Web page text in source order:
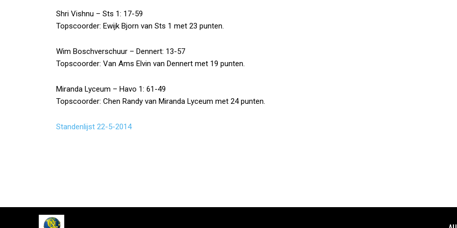
Shri Vishnu – Sts 1: 17-59
Topscoorder: Ewijk Bjorn van Sts 1 met 23 punten.
Wim Boschverschuur – Dennert: 13-57
Topscoorder: Van Ams Elvin van Dennert met 19 punten.
Miranda Lyceum – Havo 1: 61-49
Topscoorder: Chen Randy van Miranda Lyceum met 24 punten.
Standenlijst 22-5-2014